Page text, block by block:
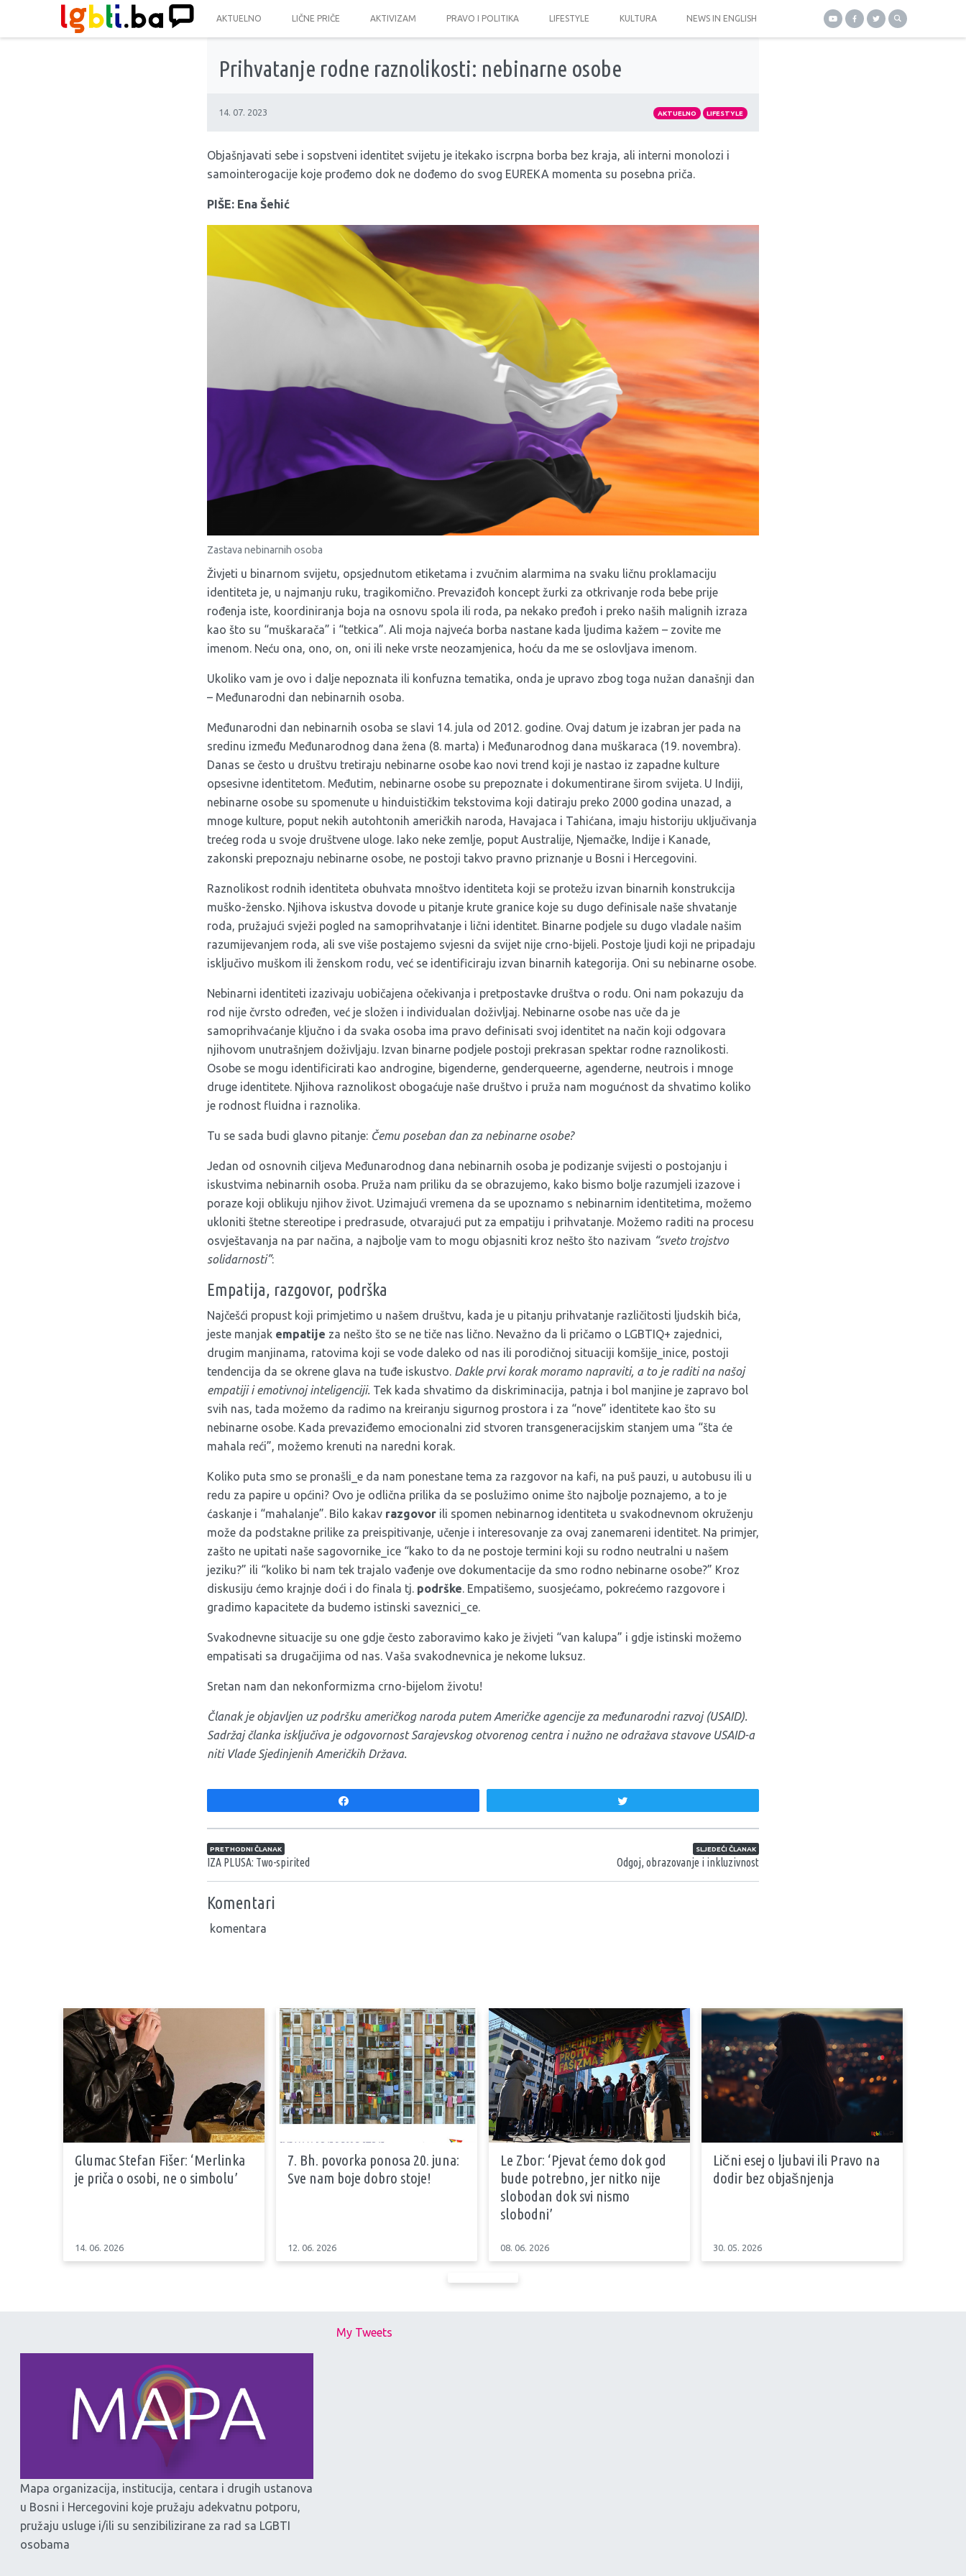
AKTUELNO LIČNE PRIČE AKTIVIZAM PRAVO I POLITIKA LIFESTYLE KULTURA NEWS IN ENGLISH
Prihvatanje rodne raznolikosti: nebinarne osobe
14. 07. 2023 AKTUELNO LIFESTYLE
Objašnjavati sebe i sopstveni identitet svijetu je itekako iscrpna borba bez kraja, ali interni monolozi i
samointerogacije koje prođemo dok ne dođemo do svog EUREKA momenta su posebna priča.
PIŠE: Ena Šehić
Zastava nebinarnih osoba
Živjeti u binarnom svijetu, opsjednutom etiketama i zvučnim alarmima na svaku ličnu proklamaciju
identiteta je, u najmanju ruku, tragikomično. Prevaziđoh koncept žurki za otkrivanje roda bebe prije
rođenja iste, koordiniranja boja na osnovu spola ili roda, pa nekako pređoh i preko naših malignih izraza
kao što su “muškarača” i “tetkica”. Ali moja najveća borba nastane kada ljudima kažem – zovite me
imenom. Neću ona, ono, on, oni ili neke vrste neozamjenica, hoću da me se oslovljava imenom.
Ukoliko vam je ovo i dalje nepoznata ili konfuzna tematika, onda je upravo zbog toga nužan današnji dan
– Međunarodni dan nebinarnih osoba.
Međunarodni dan nebinarnih osoba se slavi 14. jula od 2012. godine. Ovaj datum je izabran jer pada na
sredinu između Međunarodnog dana žena (8. marta) i Međunarodnog dana muškaraca (19. novembra).
Danas se često u društvu tretiraju nebinarne osobe kao novi trend koji je nastao iz zapadne kulture
opsesivne identitetom. Međutim, nebinarne osobe su prepoznate i dokumentirane širom svijeta. U Indiji,
nebinarne osobe su spomenute u hinduističkim tekstovima koji datiraju preko 2000 godina unazad, a
mnoge kulture, poput nekih autohtonih američkih naroda, Havajaca i Tahićana, imaju historiju uključivanja
trećeg roda u svoje društvene uloge. Iako neke zemlje, poput Australije, Njemačke, Indije i Kanade,
zakonski prepoznaju nebinarne osobe, ne postoji takvo pravno priznanje u Bosni i Hercegovini.
Raznolikost rodnih identiteta obuhvata mnoštvo identiteta koji se protežu izvan binarnih konstrukcija
muško-žensko. Njihova iskustva dovode u pitanje krute granice koje su dugo definisale naše shvatanje
roda, pružajući svježi pogled na samoprihvatanje i lični identitet. Binarne podjele su dugo vladale našim
razumijevanjem roda, ali sve više postajemo svjesni da svijet nije crno-bijeli. Postoje ljudi koji ne pripadaju
isključivo muškom ili ženskom rodu, već se identificiraju izvan binarnih kategorija. Oni su nebinarne osobe.
Nebinarni identiteti izazivaju uobičajena očekivanja i pretpostavke društva o rodu. Oni nam pokazuju da
rod nije čvrsto određen, već je složen i individualan doživljaj. Nebinarne osobe nas uče da je
samoprihvaćanje ključno i da svaka osoba ima pravo definisati svoj identitet na način koji odgovara
njihovom unutrašnjem doživljaju. Izvan binarne podjele postoji prekrasan spektar rodne raznolikosti.
Osobe se mogu identificirati kao androgine, bigenderne, genderqueerne, agenderne, neutrois i mnoge
druge identitete. Njihova raznolikost obogaćuje naše društvo i pruža nam mogućnost da shvatimo koliko
je rodnost fluidna i raznolika.
Tu se sada budi glavno pitanje: Čemu poseban dan za nebinarne osobe?
Jedan od osnovnih ciljeva Međunarodnog dana nebinarnih osoba je podizanje svijesti o postojanju i
iskustvima nebinarnih osoba. Pruža nam priliku da se obrazujemo, kako bismo bolje razumjeli izazove i
poraze koji oblikuju njihov život. Uzimajući vremena da se upoznamo s nebinarnim identitetima, možemo
ukloniti štetne stereotipe i predrasude, otvarajući put za empatiju i prihvatanje. Možemo raditi na procesu
osvještavanja na par načina, a najbolje vam to mogu objasniti kroz nešto što nazivam “sveto trojstvo
solidarnosti”:
Empatija, razgovor, podrška
Najčešći propust koji primjetimo u našem društvu, kada je u pitanju prihvatanje različitosti ljudskih bića,
jeste manjak empatije za nešto što se ne tiče nas lično. Nevažno da li pričamo o LGBTIQ+ zajednici,
drugim manjinama, ratovima koji se vode daleko od nas ili porodičnoj situaciji komšije_inice, postoji
tendencija da se okrene glava na tuđe iskustvo. Dakle prvi korak moramo napraviti, a to je raditi na našoj
empatiji i emotivnoj inteligenciji. Tek kada shvatimo da diskriminacija, patnja i bol manjine je zapravo bol
svih nas, tada možemo da radimo na kreiranju sigurnog prostora i za “nove” identitete kao što su
nebinarne osobe. Kada prevaziđemo emocionalni zid stvoren transgeneracijskim stanjem uma “šta će
mahala reći”, možemo krenuti na naredni korak.
Koliko puta smo se pronašli_e da nam ponestane tema za razgovor na kafi, na puš pauzi, u autobusu ili u
redu za papire u općini? Ovo je odlična prilika da se poslužimo onime što najbolje poznajemo, a to je
ćaskanje i “mahalanje”. Bilo kakav razgovor ili spomen nebinarnog identiteta u svakodnevnom okruženju
može da podstakne prilike za preispitivanje, učenje i interesovanje za ovaj zanemareni identitet. Na primjer,
zašto ne upitati naše sagovornike_ice “kako to da ne postoje termini koji su rodno neutralni u našem
jeziku?” ili “koliko bi nam tek trajalo vađenje ove dokumentacije da smo rodno nebinarne osobe?” Kroz
diskusiju ćemo krajnje doći i do finala tj. podrške. Empatišemo, suosjećamo, pokrećemo razgovore i
gradimo kapacitete da budemo istinski saveznici_ce.
Svakodnevne situacije su one gdje često zaboravimo kako je živjeti “van kalupa” i gdje istinski možemo
empatisati sa drugačijima od nas. Vaša svakodnevnica je nekome luksuz.
Sretan nam dan nekonformizma crno-bijelom životu!
Članak je objavljen uz podršku američkog naroda putem Američke agencije za međunarodni razvoj (USAID).
Sadržaj članka isključiva je odgovornost Sarajevskog otvorenog centra i nužno ne odražava stavove USAID-a
niti Vlade Sjedinjenih Američkih Država.
Navigacija članaka
PRETHODNI ČLANAK
IZA PLUSA: Two-spirited
SLJEDEĆI ČLANAK
Odgoj, obrazovanje i inkluzivnost
Komentari
komentara
Glumac Stefan Fišer: ‘Merlinka
je priča o osobi, ne o simbolu’
14. 06. 2026
7. Bh. povorka ponosa 20. juna:
Sve nam boje dobro stoje!
12. 06. 2026
Le Zbor: ‘Pjevat ćemo dok god
bude potrebno, jer nitko nije
slobodan dok svi nismo
slobodni’
08. 06. 2026
Lični esej o ljubavi ili Pravo na
dodir bez objašnjenja
30. 05. 2026
Mapa organizacija, institucija, centara i drugih ustanova
u Bosni i Hercegovini koje pružaju adekvatnu potporu,
pružaju usluge i/ili su senzibilizirane za rad sa LGBTI
osobama
My Tweets